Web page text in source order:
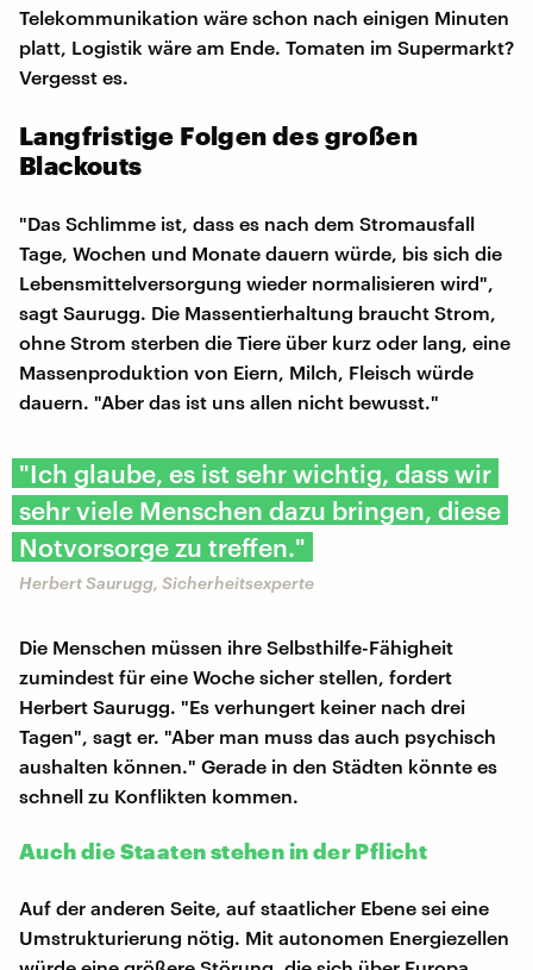
Telekommunikation wäre schon nach einigen Minuten
platt, Logistik wäre am Ende. Tomaten im Supermarkt?
Vergesst es.
Langfristige Folgen des großen
Blackouts
"Das Schlimme ist, dass es nach dem Stromausfall
Tage, Wochen und Monate dauern würde, bis sich die
Lebensmittelversorgung wieder normalisieren wird",
sagt Saurugg. Die Massentierhaltung braucht Strom,
ohne Strom sterben die Tiere über kurz oder lang, eine
Massenproduktion von Eiern, Milch, Fleisch würde
dauern. "Aber das ist uns allen nicht bewusst."
"​​Ich glaube, es ist sehr wichtig, dass wir
sehr viele Menschen dazu bringen, diese
Notvorsorge zu treffen."
Herbert Saurugg, Sicherheitsexperte
Die Menschen müssen ihre Selbsthilfe-Fähigheit
zumindest für eine Woche sicher stellen, fordert
Herbert Saurugg. "Es verhungert keiner nach drei
Tagen", sagt er. "Aber man muss das auch psychisch
aushalten können." Gerade in den Städten könnte es
schnell zu Konflikten kommen.
Auch die Staaten stehen in der Pflicht
Auf der anderen Seite, auf staatlicher Ebene sei eine
Umstrukturierung nötig. Mit autonomen Energiezellen